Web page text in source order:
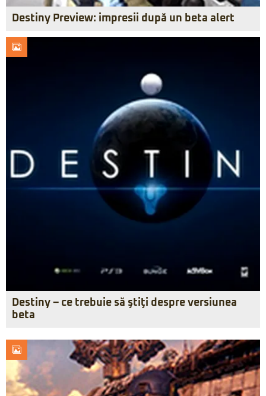
Destiny Preview: impresii după un beta alert
Destiny – ce trebuie să ştiţi despre versiunea
beta